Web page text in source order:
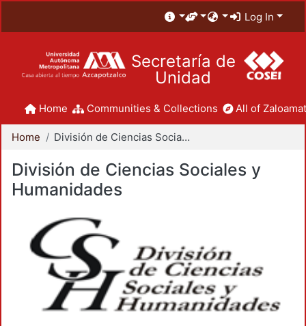
Log In
Secretaría de
Unidad
Home Communities & Collections All of
Home División de Ciencias Sociales y Humanidades
División de Ciencias Sociales y
Humanidades